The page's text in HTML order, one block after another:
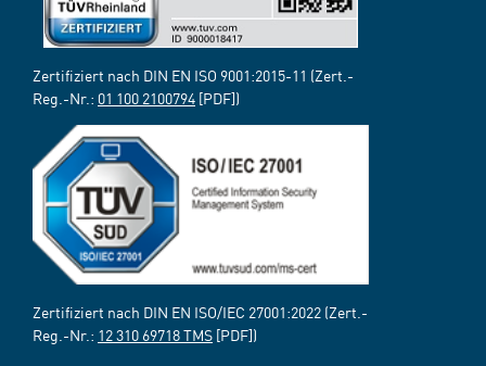
Zertifiziert nach DIN EN ISO 9001:2015-11 (Zert.-
Reg.-Nr.: 01 100 2100794 [PDF])
Zertifiziert nach DIN EN ISO/IEC 27001:2022 (Zert.-
Reg.-Nr.: 12 310 69718 TMS [PDF])